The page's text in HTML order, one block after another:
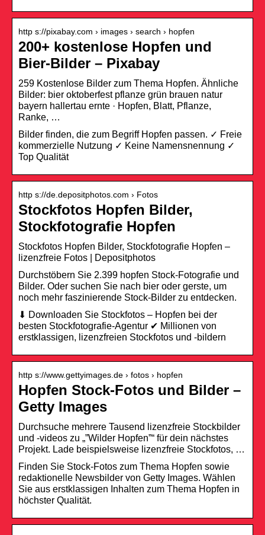
http s://pixabay.com › images › search › hopfen
200+ kostenlose Hopfen und
Bier-Bilder – Pixabay
259 Kostenlose Bilder zum Thema Hopfen. Ähnliche
Bilder: bier oktoberfest pflanze grün brauen natur
bayern hallertau ernte · Hopfen, Blatt, Pflanze,
Ranke, …
Bilder finden, die zum Begriff Hopfen passen. ✓ Freie
kommerzielle Nutzung ✓ Keine Namensnennung ✓
Top Qualität
http s://de.depositphotos.com › Fotos
Stockfotos Hopfen Bilder,
Stockfotografie Hopfen
Stockfotos Hopfen Bilder, Stockfotografie Hopfen –
lizenzfreie Fotos | Depositphotos
Durchstöbern Sie 2.399 hopfen Stock-Fotografie und
Bilder. Oder suchen Sie nach bier oder gerste, um
noch mehr faszinierende Stock-Bilder zu entdecken.
⬇ Downloaden Sie Stockfotos – Hopfen bei der
besten Stockfotografie-Agentur ✔ Millionen von
erstklassigen, lizenzfreien Stockfotos und -bildern
http s://www.gettyimages.de › fotos › hopfen
Hopfen Stock-Fotos und Bilder –
Getty Images
Durchsuche mehrere Tausend lizenzfreie Stockbilder
und -videos zu „”Wilder Hopfen”“ für dein nächstes
Projekt. Lade beispielsweise lizenzfreie Stockfotos, …
Finden Sie Stock-Fotos zum Thema Hopfen sowie
redaktionelle Newsbilder von Getty Images. Wählen
Sie aus erstklassigen Inhalten zum Thema Hopfen in
höchster Qualität.